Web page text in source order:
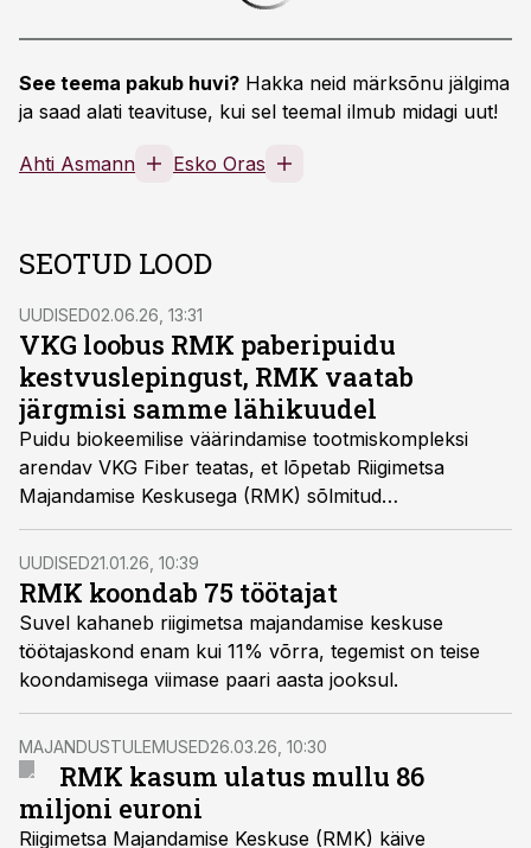
See teema pakub huvi? Hakka neid märksõnu jälgima
ja saad alati teavituse, kui sel teemal ilmub midagi uut!
Ahti Asmann Esko Oras
SEOTUD LOOD
UUDISED02.06.26, 13:31
VKG loobus RMK paberipuidu
kestvuslepingust, RMK vaatab
järgmisi samme lähikuudel
Puidu biokeemilise väärindamise tootmiskompleksi
arendav VKG Fiber teatas, et lõpetab Riigimetsa
Majandamise Keskusega (RMK) sõlmitud
kümneaastase paberipuidu kestvuslepingu. RMK
otsustab lähikuudel, kuidas puidurafineerimise arengu
toetamisega edasi minna ning kas võimalus avaneb
mõnele teisele arendajale.
UUDISED21.01.26, 10:39
RMK koondab 75 töötajat
Suvel kahaneb riigimetsa majandamise keskuse
töötajaskond enam kui 11% võrra, tegemist on teise
koondamisega viimase paari aasta jooksul.
MAJANDUSTULEMUSED26.03.26, 10:30
RMK kasum ulatus mullu 86
miljoni euroni
Riigimetsa Majandamise Keskuse (RMK) käive